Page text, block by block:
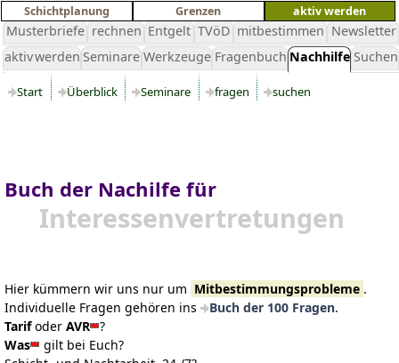
Schichtplanung Grenzen aktiv werden
Musterbriefe rechnen Entgelt TVöD mitbestimmen Newsletter
aktiv werden Seminare Werkzeuge Fragenbuch Nachhilfe Suchen
Start Überblick Seminare fragen suchen
Buch der Nachilfe für
Interessen­vertretungen
Hier kümmern wir uns nur um Mitbestimmungsprobleme .
Individuelle Fragen gehören ins
Buch der 100 Fragen.
Tarifoder AVR ?
Was
gilt bei Euch?